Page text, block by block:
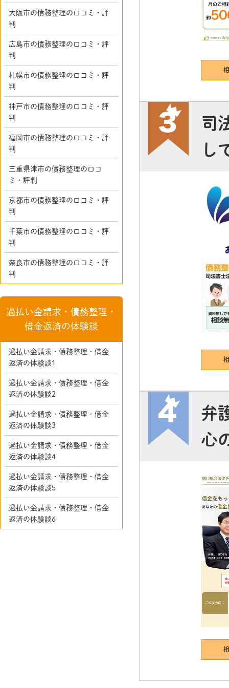
司
し
弁
心
大阪市の債務整理の口コミ・評
判
広島市の債務整理の口コミ・評
判
札幌市の債務整理の口コミ・評
判
神戸市の債務整理の口コミ・評
判
福岡市の債務整理の口コミ・評
判
三重県津市の債務整理の口コ
ミ・評判
京都市の債務整理の口コミ・評
判
千葉市の債務整理の口コミ・評
判
奈良市の債務整理の口コミ・評
判
過払い金請求・債務整理・
借金返済の体験談
過払い金請求・債務整理・借金
返済の体験談1
過払い金請求・債務整理・借金
返済の体験談2
過払い金請求・債務整理・借金
返済の体験談3
過払い金請求・債務整理・借金
返済の体験談4
過払い金請求・債務整理・借金
返済の体験談5
過払い金請求・債務整理・借金
返済の体験談6